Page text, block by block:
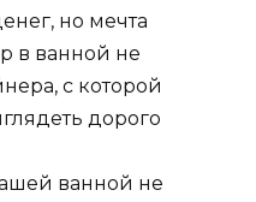
ванной не